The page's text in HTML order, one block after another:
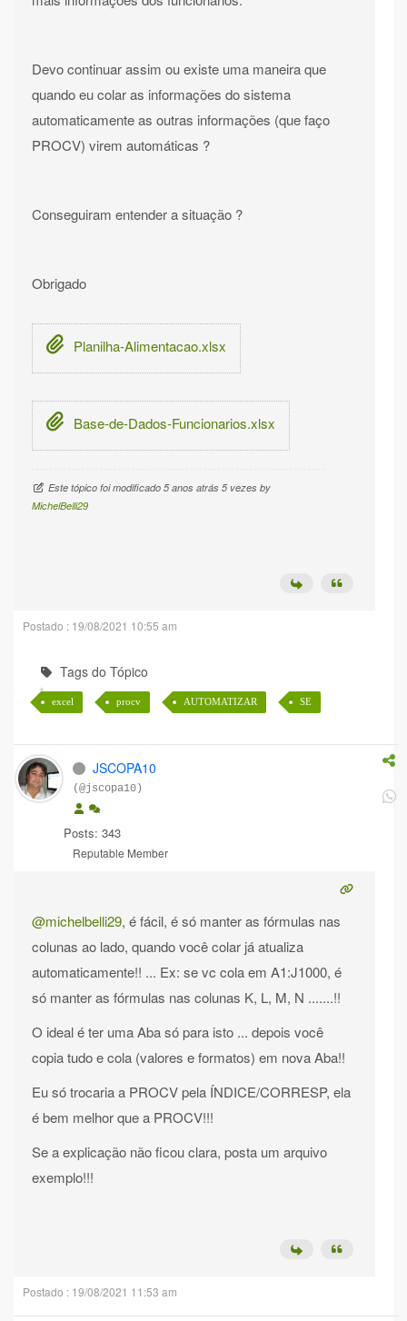
Devo continuar assim ou existe uma maneira que
quando eu colar as informações do sistema
automaticamente as outras informações (que faço
PROCV) virem automáticas ?
Conseguiram entender a situação ?
Obrigado
Planilha-Alimentacao.xlsx
Base-de-Dados-Funcionarios.xlsx
Este tópico foi modificado 5 anos atrás 5 vezes by
MichelBelli29
Postado : 19/08/2021 10:55 am
Tags do Tópico
excel procv AUTOMATIZAR SE
JSCOPA10
(@jscopa10)
Posts: 343
Reputable Member
@michelbelli29, é fácil, é só manter as fórmulas nas
colunas ao lado, quando você colar já atualiza
automaticamente!! ... Ex: se vc cola em A1:J1000, é
só manter as fórmulas nas colunas K, L, M, N .......!!
O ideal é ter uma Aba só para isto ... depois você
copia tudo e cola (valores e formatos) em nova Aba!!
Eu só trocaria a PROCV pela ÍNDICE/CORRESP, ela
é bem melhor que a PROCV!!!
Se a explicação não ficou clara, posta um arquivo
exemplo!!!
Postado : 19/08/2021 11:53 am